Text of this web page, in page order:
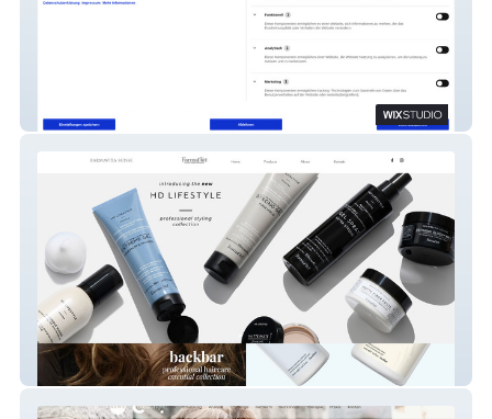
TRAUMDEPOT
Farmavita Suisse